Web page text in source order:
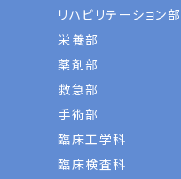
リハビリテーション部
栄養部
薬剤部
救急部
手術部
臨床工学科
臨床検査科